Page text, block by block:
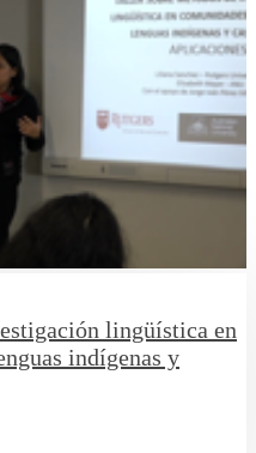
lingüística en
indígenas y